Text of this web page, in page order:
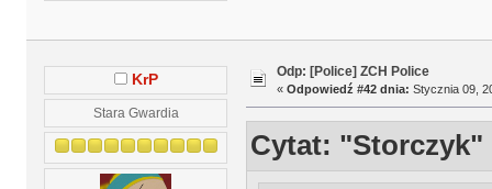
KrP
Stara Gwardia
Odp: [Police] ZCH Police
« Odpowiedź #42 dnia: Stycznia 09,
Cytat: "Storczyk"